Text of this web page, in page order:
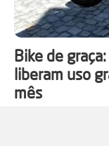
Bike de
liberam uso
mês